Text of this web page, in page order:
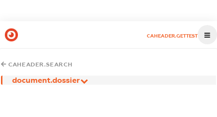
CAHEADER.GETTEST
CAHEADER.SEARCH
document.dossier